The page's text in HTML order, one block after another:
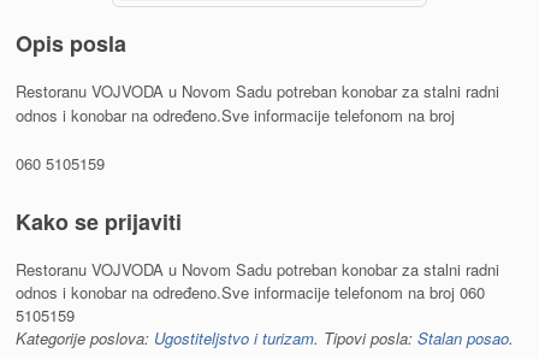
Opis posla
Restoranu VOJVODA u Novom Sadu potreban konobar za stalni radni
odnos i konobar na određeno.Sve informacije telefonom na broj
060 5105159
Kako se prijaviti
Restoranu VOJVODA u Novom Sadu potreban konobar za stalni radni
odnos i konobar na određeno.Sve informacije telefonom na broj 060
5105159
Kategorije poslova: Ugostiteljstvo i turizam. Tipovi posla:Stalan posao.